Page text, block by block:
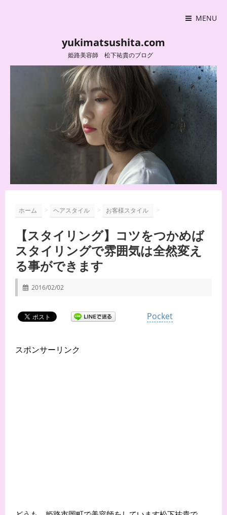
MENU
yukimatsushita.com
姫路美容師 松下祐貴のブログ
ホーム > ヘアスタイル > お客様スタイル >
【スタイリング】コツをつかめば
スタイリングで雰囲気は全然変え
る事ができます
2016/02/02
Pocket
スポンサーリンク